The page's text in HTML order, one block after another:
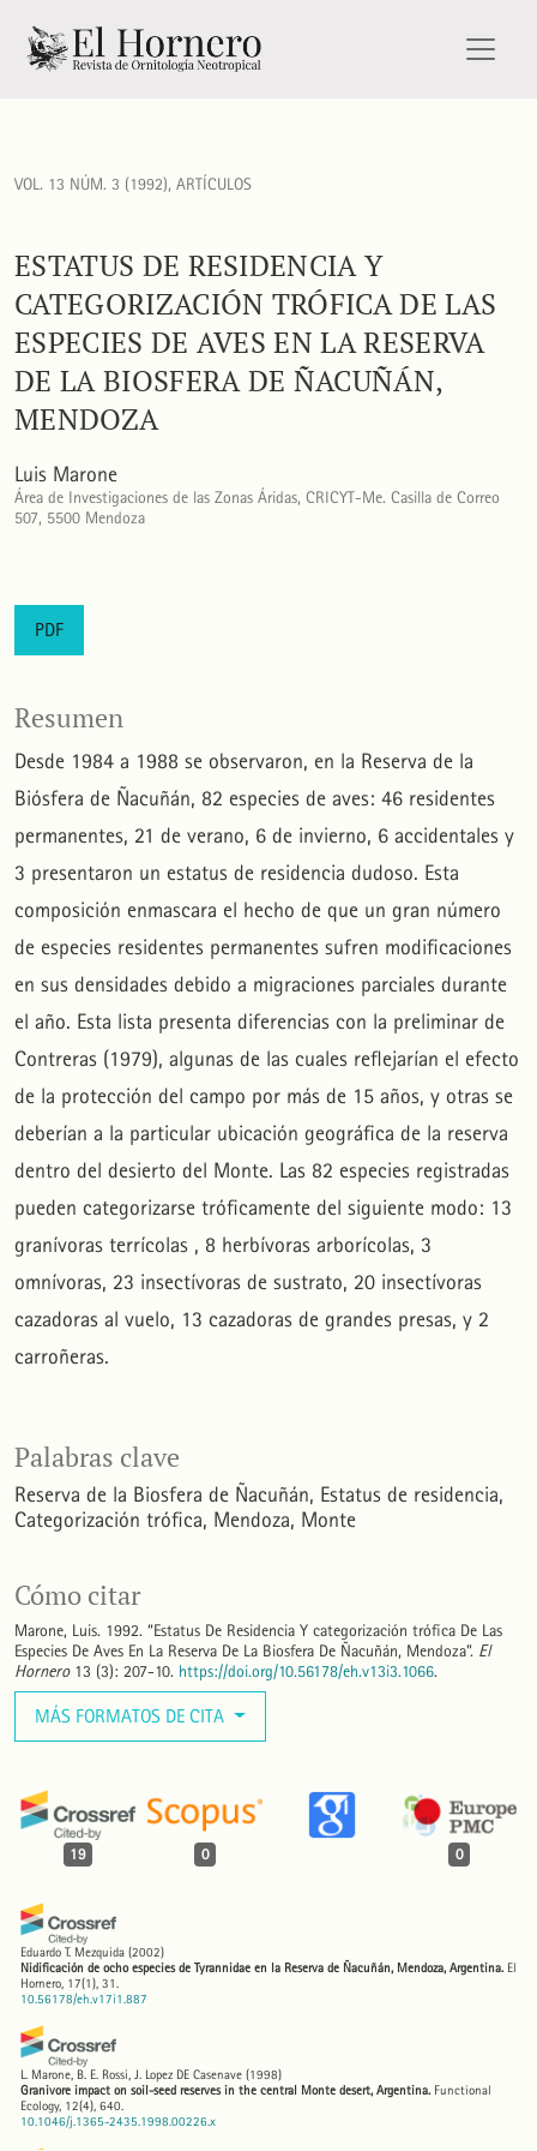
Estatus de residencia y categorización trófica de las
VOL. 13 NÚM. 3 (1992), ARTÍCULOS
ESTATUS DE RESIDENCIA Y
CATEGORIZACIÓN TRÓFICA DE LAS
ESPECIES DE AVES EN LA RESERVA
DE LA BIOSFERA DE ÑACUÑÁN,
MENDOZA
Luis Marone
Área de Investigaciones de las Zonas Áridas, CRICYT-Me. Casilla de Correo
507, 5500 Mendoza
PDF
Palabras clave
Reserva de la Biosfera de Ñacuñán Estatus de residencia
Categorización trófica Mendoza Monte
Cómo citar
Marone, Luis. 1992. “Estatus De Residencia Y categorización trófica De Las
Especies De Aves En La Reserva De La Biosfera De Ñacuñán, Mendoza”. El
Hornero13 (3): 207-10. https://doi.org/10.56178/eh.v13i3.1066.
MÁS FORMATOS DE CITA
19 0 0
Eduardo T. Mezquida (2002)
Nidificación de ocho especies de Tyrannidae en la Reserva de Ñacuñán, Mendoza, Argentina. El
Hornero, 17(1), 31.
10.56178/eh.v17i1.887
L. Marone, B. E. Rossi, J. Lopez DE Casenave (1998)
Granivore impact on soil‐seed reserves in the central Monte desert, Argentina. Functional
Ecology, 12(4), 640.
10.1046/j.1365-2435.1998.00226.x
Resumen
Desde 1984 a 1988 se observaron, en la Reserva de la
Biósfera de Ñacuñán, 82 especies de aves: 46 residentes
permanentes, 21 de verano, 6 de invierno, 6 accidentales y
3 presentaron un estatus de residencia dudoso. Esta
composición enmascara el hecho de que un gran número
de especies residentes permanentes sufren modificaciones
en sus densidades debido a migraciones parciales durante
el año. Esta lista presenta diferencias con la preliminar de
Contreras (1979), algunas de las cuales reflejarían el efecto
de la protección del campo por más de 15 años, y otras se
deberían a la particular ubicación geográfica de la reserva
dentro del desierto del Monte. Las 82 especies registradas
pueden categorizarse tróficamente del siguiente modo: 13
granívoras terrícolas , 8 herbívoras arborícolas, 3
omnívoras, 23 insectívoras de sustrato, 20 insectívoras
cazadoras al vuelo, 13 cazadoras de grandes presas, y 2
carroñeras.